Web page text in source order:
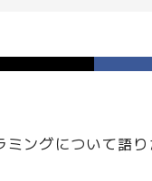
ミングについて語